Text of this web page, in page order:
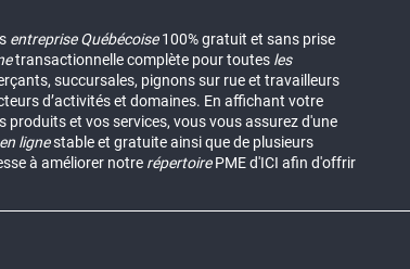
entreprise Québécoise100% gratuit et sans prise
transactionnelle complète pour toutes les
succursales, pignons sur rue et travailleurs
d’activités et domaines. En affichant votre
produits et vos services, vous vous assurez d'une
lignestable et gratuite ainsi que de plusieurs
à améliorer notre répertoirePME d'ICI afin d'offrir